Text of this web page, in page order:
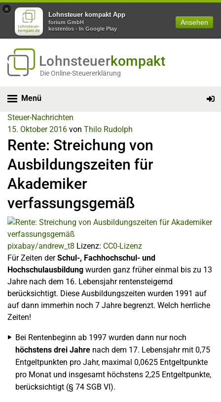
×
Lohnsteuer kompakt App
forium GmbH
kostenlos - In Google Play
Ansehen
Lohnsteuerkompakt
Die Online-Steuererklärung
Menü
Steuer-Nachrichten
15. Oktober 2016 von Thilo Rudolph
Rente: Streichung von
Ausbildungszeiten für
Akademiker
verfassungsgemäß
pixabay/andrew_t8 Lizenz: CC0-Lizenz
Für Zeiten derSchul-, Fachhochschul- und
Hochschulausbildung wurden ganz früher einmal bis zu 13
Jahre nach dem 16. Lebensjahr rentensteigernd
berücksichtigt. Diese Ausbildungszeiten wurden 1991 auf
auf dann immerhin noch 7 Jahre begrenzt. Welch herrliche
Zeiten!
Bei Rentenbeginn ab 1997 wurden dann nur noch
höchstens drei Jahre nach dem 17. Lebensjahr mit 0,75
Entgeltpunkten pro Jahr, maximal 0,0625 Entgeltpunkte
pro Monat und insgesamt höchstens 2,25 Entgeltpunkte,
berücksichtigt (§ 74 SGB VI).